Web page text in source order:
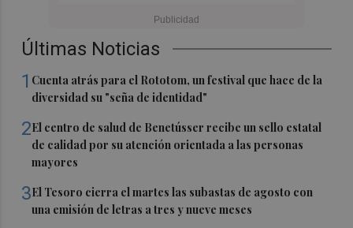
Últimas Noticias
1 Cuenta atrás para el Rototom, un festival que hace de la
diversidad su "seña de identidad"
2El centro de salud de Benetússer recibe un sello estatal
de calidad por su atención orientada a las personas
mayores
3El Tesoro cierra el martes las subastas de agosto con
una emisión de letras a tres y nueve meses